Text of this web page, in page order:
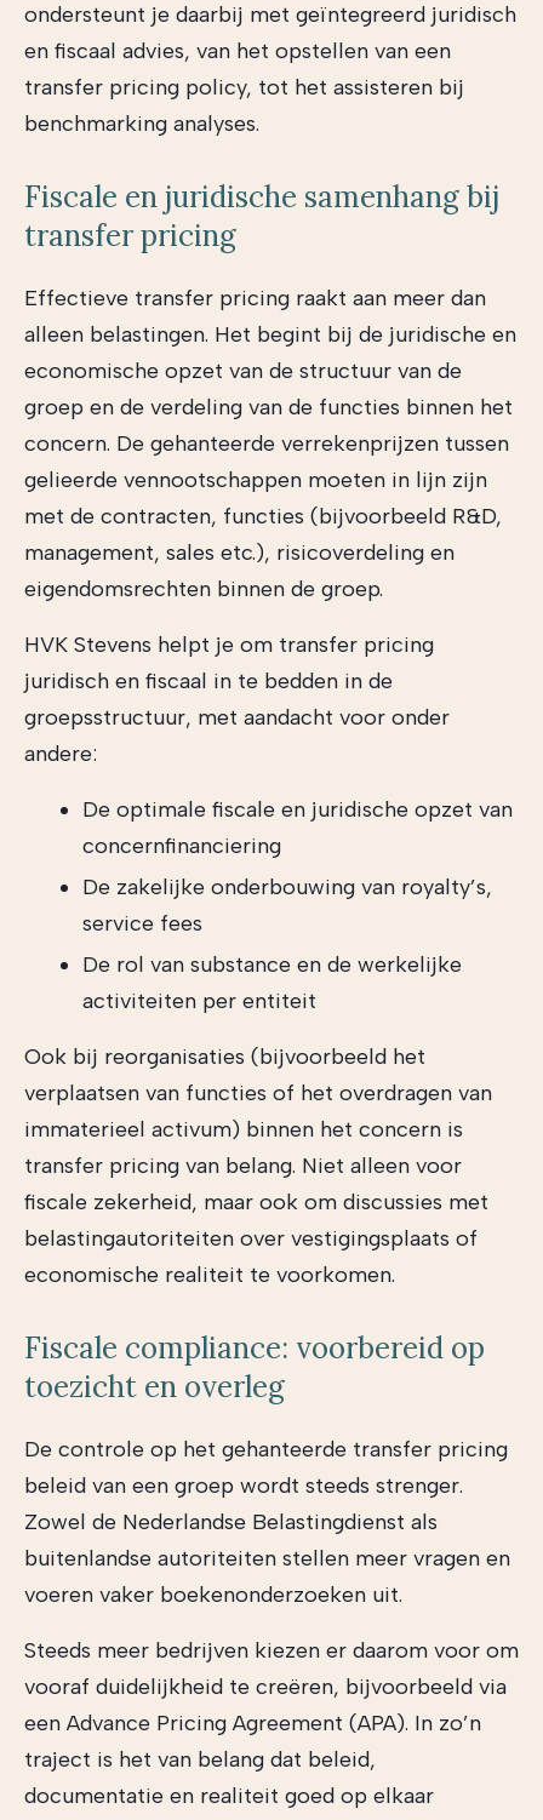
ondersteunt je daarbij met geïntegreerd juridisch
en fiscaal advies, van het opstellen van een
transfer pricing policy, tot het assisteren bij
benchmarking analyses.
Fiscale en juridische samenhang bij
transfer pricing
Effectieve transfer pricing raakt aan meer dan
alleen belastingen. Het begint bij de juridische en
economische opzet van de structuur van de
groep en de verdeling van de functies binnen het
concern. De gehanteerde verrekenprijzen tussen
gelieerde vennootschappen moeten in lijn zijn
met de contracten, functies (bijvoorbeeld R&D,
management, sales etc.), risicoverdeling en
eigendomsrechten binnen de groep.
HVK Stevens helpt je om transfer pricing
juridisch en fiscaal in te bedden in de
groepsstructuur, met aandacht voor onder
andere:
De optimale fiscale en juridische opzet van
concernfinanciering
De zakelijke onderbouwing van royalty’s,
service fees
De rol van substance en de werkelijke
activiteiten per entiteit
Ook bij reorganisaties (bijvoorbeeld het
verplaatsen van functies of het overdragen van
immaterieel activum) binnen het concern is
transfer pricing van belang. Niet alleen voor
fiscale zekerheid, maar ook om discussies met
belastingautoriteiten over vestigingsplaats of
economische realiteit te voorkomen.
Fiscale compliance: voorbereid op
toezicht en overleg
De controle op het gehanteerde transfer pricing
beleid van een groep wordt steeds strenger.
Zowel de Nederlandse Belastingdienst als
buitenlandse autoriteiten stellen meer vragen en
voeren vaker boekenonderzoeken uit.
Steeds meer bedrijven kiezen er daarom voor om
vooraf duidelijkheid te creëren, bijvoorbeeld via
een Advance Pricing Agreement (APA). In zo’n
traject is het van belang dat beleid,
documentatie en realiteit goed op elkaar